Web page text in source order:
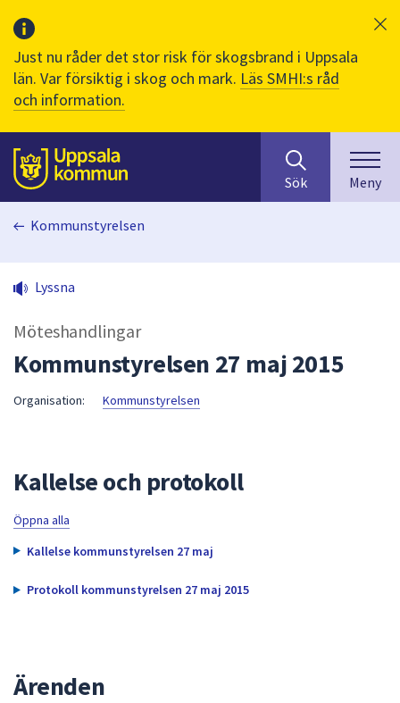
Just nu råder det stor risk för skogsbrand i Uppsala
län. Var försiktig i skog och mark. Läs SMHI:s råd
och information.
Till sidans
huvudinnehåll
efter
innehåll
på
sökfältet
kommer
Sök Meny
Kommunstyrelsen
Lyssna
Möteshandlingar
Kommunstyrelsen 27 maj 2015
Organisation: Kommunstyrelsen
Kallelse och protokoll
Öppna alla
Kallelse kommunstyrelsen 27 maj
Protokoll kommunstyrelsen 27 maj 2015
Ärenden